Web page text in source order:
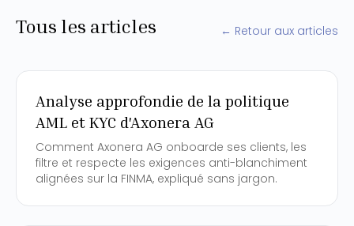
Tous les articles ← Retour aux articles
Analyse approfondie de la politique
AML et KYC d'Axonera AG
Comment Axonera AG onboarde ses clients, les
filtre et respecte les exigences anti-blanchiment
alignées sur la FINMA, expliqué sans jargon.